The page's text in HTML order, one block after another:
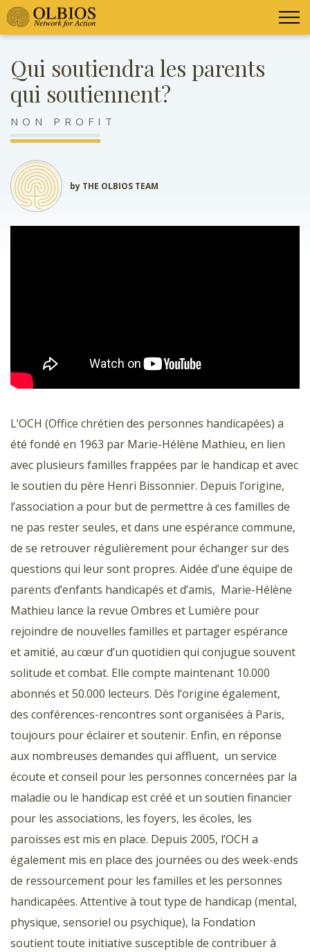
Qui soutiendra les parents
qui soutiennent?
NON PROFIT
by THE OLBIOS TEAM
L’OCH (Office chrétien des personnes handicapées) a
été fondé en 1963 par Marie-Hélène Mathieu, en lien
avec plusieurs familles frappées par le handicap et avec
le soutien du père Henri Bissonnier. Depuis l’origine,
l’association a pour but de permettre à ces familles de
ne pas rester seules, et dans une espérance commune,
de se retrouver régulièrement pour échanger sur des
questions qui leur sont propres. Aidée d’une équipe de
parents d’enfants handicapés et d’amis, Marie-Hélène
Mathieu lance la revue Ombres et Lumière pour
rejoindre de nouvelles familles et partager espérance
et amitié, au cœur d’un quotidien qui conjugue souvent
solitude et combat. Elle compte maintenant 10.000
abonnés et 50.000 lecteurs. Dès l’origine également,
des conférences-rencontres sont organisées à Paris,
toujours pour éclairer et soutenir. Enfin, en réponse
aux nombreuses demandes qui affluent, un service
écoute et conseil pour les personnes concernées par la
maladie ou le handicap est créé et un soutien financier
pour les associations, les foyers, les écoles, les
paroisses est mis en place. Depuis 2005, l’OCH a
également mis en place des journées ou des week-ends
de ressourcement pour les familles et les personnes
handicapées. Attentive à tout type de handicap (mental,
physique, sensoriel ou psychique), la Fondation
soutient toute initiative susceptible de contribuer à